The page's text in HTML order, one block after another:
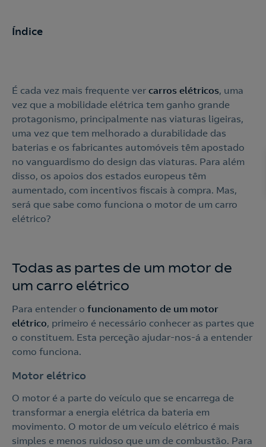
É cada vez mais frequente ver carros elétricos, uma
vez que a mobilidade elétrica tem ganho grande
protagonismo, principalmente nas viaturas ligeiras,
uma vez que tem melhorado a durabilidade das
baterias e os fabricantes automóveis têm apostado
no vanguardismo do design das viaturas. Para além
disso, os apoios dos estados europeus têm
aumentado, com incentivos fiscais à compra. Mas,
será que sabe como funciona o motor de um carro
elétrico?
Todas as partes de um motor de
um carro elétrico
Para entender o funcionamento de um motor
elétrico, primeiro é necessário conhecer as partes que
o constituem. Esta perceção ajudar-nos-á a entender
como funciona.
Motor elétrico
O motor é a parte do veículo que se encarrega de
transformar a energia elétrica da bateria em
movimento. O motor de um veículo elétrico é mais
simples e menos ruidoso que um de combustão. Para
Índice